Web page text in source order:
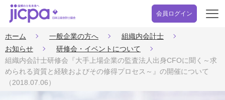
会員ログイン
開
ホーム 一般企業の方へ
組織内会計士
お知らせ
研修会・イベントについて
組織内会計士研修会『大手上場企業の監査法人出身CFOに聞く～求
められる資質と経験およびその修得プロセス～』の開催について
（2018.07.06）